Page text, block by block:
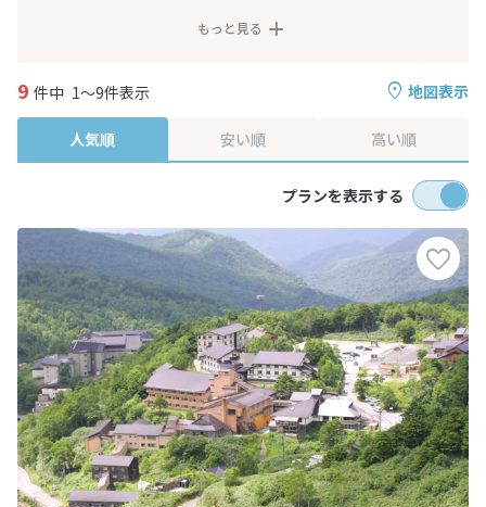
もっと見る
地図表示
9 件中 1～9件表示
人気順 安い順 高い順
プランを表示する